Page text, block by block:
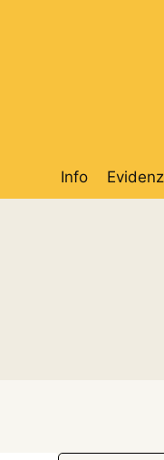
Info